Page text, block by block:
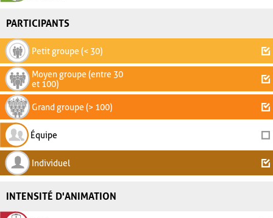
PARTICIPANTS
Petit groupe (< 30)
Moyen groupe (entre 30
et 100)
Grand groupe (> 100)
Équipe
Individuel
INTENSITÉ D'ANIMATION